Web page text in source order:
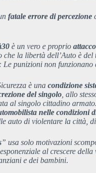
fatale errore di percezione
è un vero e proprio
la libertà dell’Auto è del
: Le punizioni non funzionano
è una condizione
del singolo , allo
al singolo cittadino
nelle condizioni
auto di violentare la città,
” usa solo motivazioni
al crescere
e dei bambini.